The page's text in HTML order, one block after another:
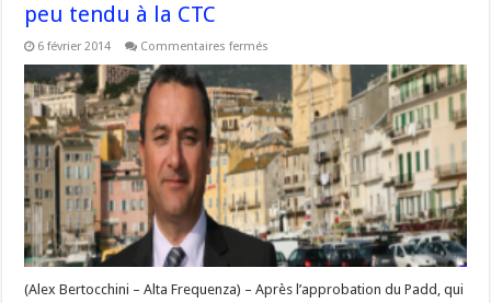
peu tendu à la CTC
6 février 2014 Commentaires fermés
Plan
de
prévention
et
de
gestion
des
déchets
non
dangereux:
débat
quelque
peu
à
(Alex Bertocchini – Alta Frequenza) – Après l’approbation du Padd, qui